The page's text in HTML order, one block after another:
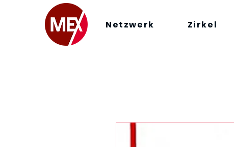
Netzwerk Zirkel